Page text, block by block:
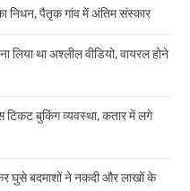
निधन, पैतृक गांव में अंतिम संस्कार
लिया था अश्लील वीडियो, वायरल होने
बुकिंग व्यवस्था, कतार में लगे
घुसे बदमाशों ने नकदी और लाखों के